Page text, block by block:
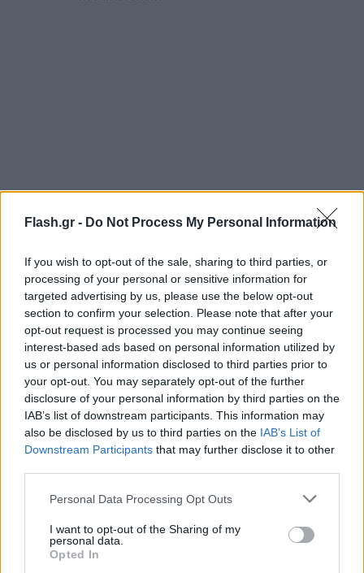
Flash.gr - Do Not Process My Personal Information
If you wish to opt-out of the sale, sharing to third parties, or
processing of your personal or sensitive information for
targeted advertising by us, please use the below opt-out
section to confirm your selection. Please note that after your
opt-out request is processed you may continue seeing
interest-based ads based on personal information utilized by
us or personal information disclosed to third parties prior to
your opt-out. You may separately opt-out of the further
disclosure of your personal information by third parties on the
IAB’s list of downstream participants. This information may
also be disclosed by us to third parties on the IAB’s List of
Downstream Participants that may further disclose it to other
Please note that this website/app uses one or more Google
not limited to your visit or usage behaviour. You may click to
grant or deny consent to Google and its third-party tags to
use your data for below specified purposes in below Google
Personal Data Processing Opt Outs
I want to opt-out of the Sharing of my
personal data.
Opted In
Ενδεικτικά, περίπου 10.000 αυτοκίνητα
υπολογιζόταν ότι θα έφταναν στο λιμάνι της νότιας
Βρετανίας το Σάββατο, 23 Ιουλίου.
Οι Βρετανοί προειδοποιούν τους αυτοκινητιστές
που θέλουν να πάνε στο Ντόβερ να υπολογίζουν
ένα επιπλέον... τετράωρο, ωστόσο σε πολλές
περιπτώσεις η αναμονή είναι αρκετά μεγαλύτερη -
με έναν χρήστη του Twitter να ισχυρίζεται ότι
έφτασε να περιμένει για 30 ώρες μέχρι να
επιβιβαστεί σε πλοίο για να περάσει στη Γαλλία.